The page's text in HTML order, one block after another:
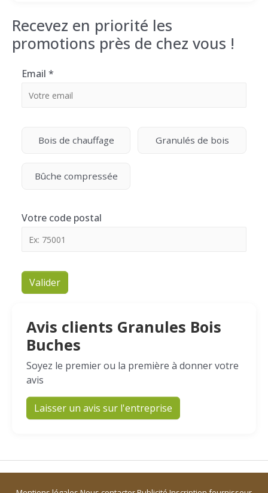
Recevez en priorité les
promotions près de chez vous !
Email *
Bois de chauffage Granulés de bois
Bûche compressée
Votre code postal
Valider
Avis clients Granules Bois
Buches
Soyez le premier ou la première à donner votre
avis
Laisser un avis sur l'entreprise